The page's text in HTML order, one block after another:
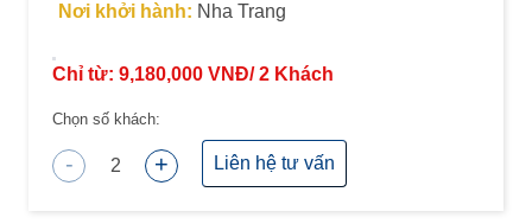
Nơi khởi hành: Nha Trang
Chỉ từ: 9,180,000 VNĐ/2 Khách
Chọn số khách:
- 2 + Liên hệ tư vấn